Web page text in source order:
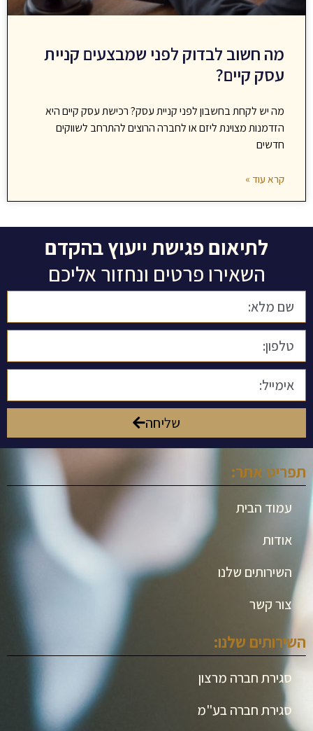
מה חשוב לבדוק לפני שמבצעים קניית
עסק קיים?
מה יש לקחת בחשבון לפני קניית עסק? רכישת עסק קיים היא
הזדמנות מצוינת ליזם או לחברה הרוצים להתרחב לשווקים
חדשים
קרא עוד »
לתיאום פגישת ייעוץ בהקדם
השאירו פרטים ונחזור אליכם
שליחה
תפריט אתר:
עמוד הבית
אודות
השירותים שלנו
צור קשר
השירותים שלנו:
סגירת חברה מרצון
סגירת חברה בע"מ